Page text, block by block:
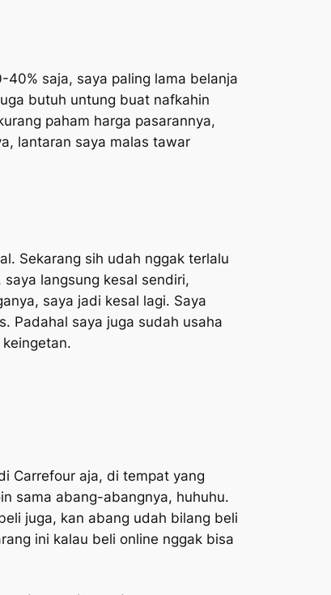
40% saja, saya paling lama belanja
butuh untung buat nafkahin
paham harga pasarannya,
lantaran saya malas tawar
Sekarang sih udah nggak terlalu
langsung kesal sendiri,
saya jadi kesal lagi. Saya
Padahal saya juga sudah usaha
Carrefour aja, di tempat yang
sama abang-abangnya, huhuhu.
juga, kan abang udah bilang beli
ini kalau beli online nggak bisa